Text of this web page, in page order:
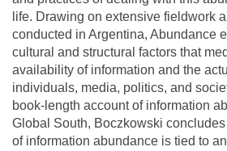
life. Drawing on extensive fieldwork
conducted in Argentina, Abundance
cultural and structural factors that
availability of information and the
individuals, media, politics, and
book-length account of information
Global South, Boczkowski
of information abundance is tied to